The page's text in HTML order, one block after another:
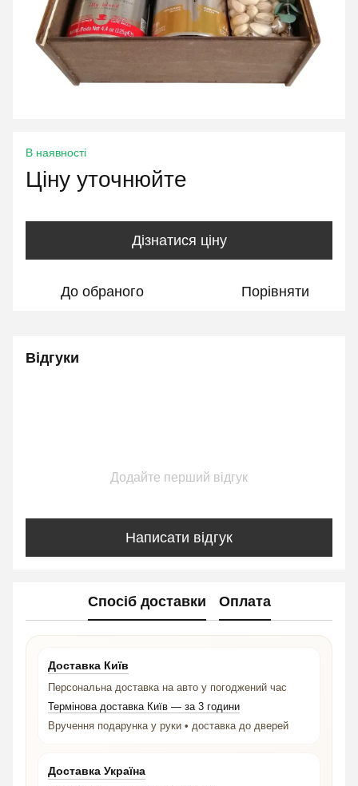
В наявності
Ціну уточнюйте
Дізнатися ціну
До обраного Порівняти
Відгуки
Додайте перший відгук
Написати відгук
Спосіб доставки Оплата
Доставка Київ
Персональна доставка на авто у погоджений час
Термінова доставка Київ — за 3 години
Вручення подарунка у руки • доставка до дверей
Доставка Україна